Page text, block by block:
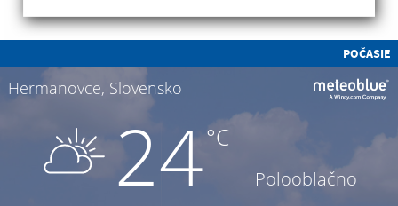
POČASIE